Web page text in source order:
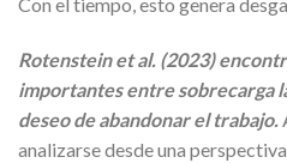
Rotenstein et al. (2023)
importantes entre sobrecarga
deseo de abandonar el trabajo.
analizarse desde una